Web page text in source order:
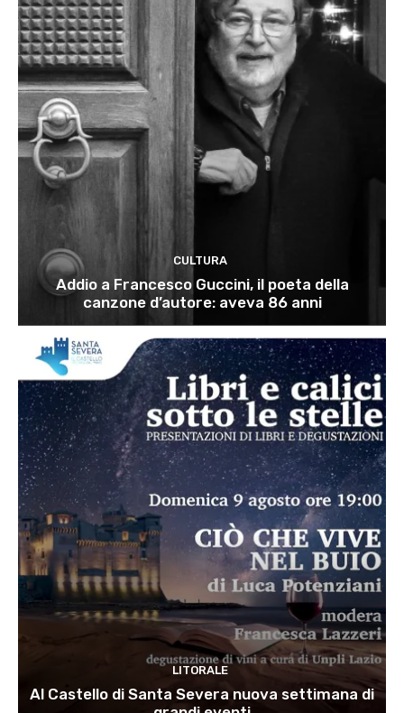
CULTURA
Addio a Francesco Guccini, il poeta della
canzone d’autore: aveva 86 anni
LITORALE
Al Castello di Santa Severa nuova settimana di